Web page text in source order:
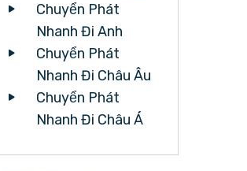
Chuyển Phát
Nhanh Đi Anh
Chuyển Phát
Nhanh Đi Châu Âu
Chuyển Phát
Nhanh Đi Châu Á